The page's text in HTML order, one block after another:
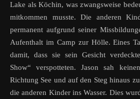
Lake als Köchin, was zwangsweise
mitkommen musste. Die anderen
permanent aufgrund seiner
Aufenthalt im Camp zur Hölle. Eines
damit, dass sie sein Gesicht
Show“ verspotteten. Jason sah
Richtung See und auf den Steg hinaus
die anderen Kinder ins Wasser. Dies